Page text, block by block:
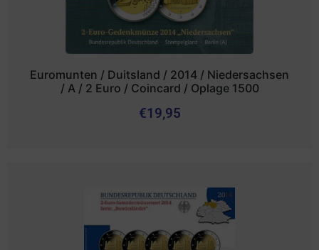
Euromunten / Duitsland / 2014 / Niedersachsen
/ A / 2 Euro / Coincard / Oplage 1500
€19,95